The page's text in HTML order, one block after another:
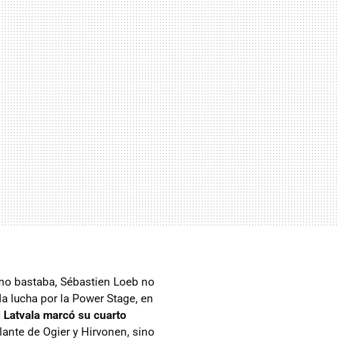
bastaba, Sébastien Loeb no
lucha por la Power Stage, en
marcó su cuarto
de Ogier y Hirvonen, sino